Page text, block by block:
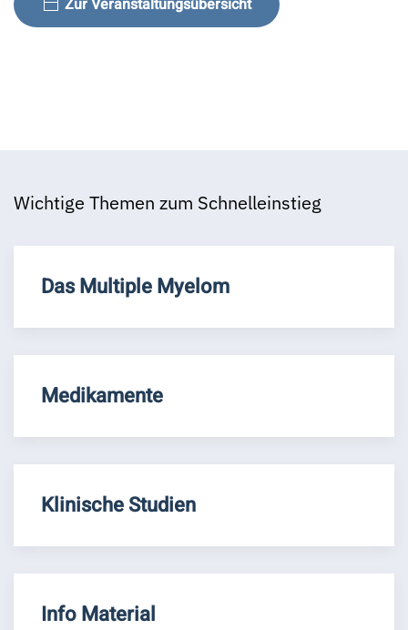
Zur Veranstaltungsübersicht
Wichtige Themen zum Schnelleinstieg
Das Multiple Myelom
Medikamente
Klinische Studien
Info Material